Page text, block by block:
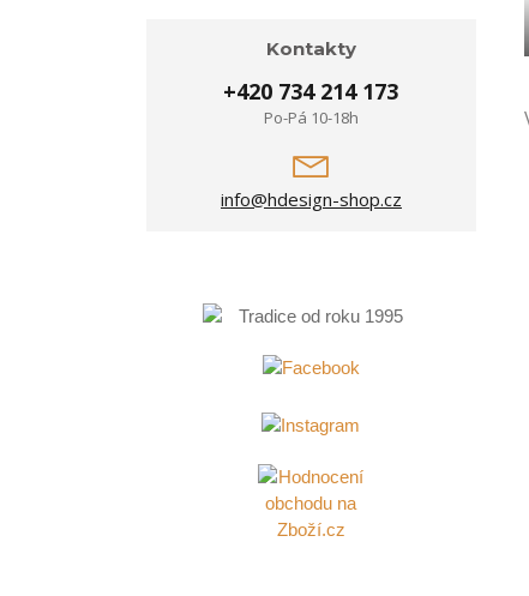
Kontakty
+420 734 214 173
Po-Pá 10-18h
info@hdesign-shop.cz